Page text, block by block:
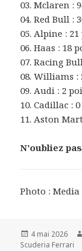
03. Mclaren :
04. Red Bull :
05. Alpine :
06. Haas : 18
07. Racing
08. Williams :
09. Audi : 2
10. Cadillac :
11. Aston
N'oubliez
Photo :
Publié
le
4 mai 2026
Scuderia Ferrari